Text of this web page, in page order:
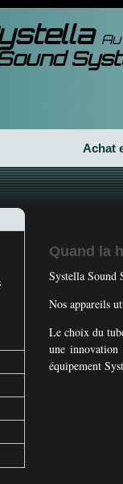
Achat
Quand la
Systella Sound
Nos appareils
Le choix du
une
équipement